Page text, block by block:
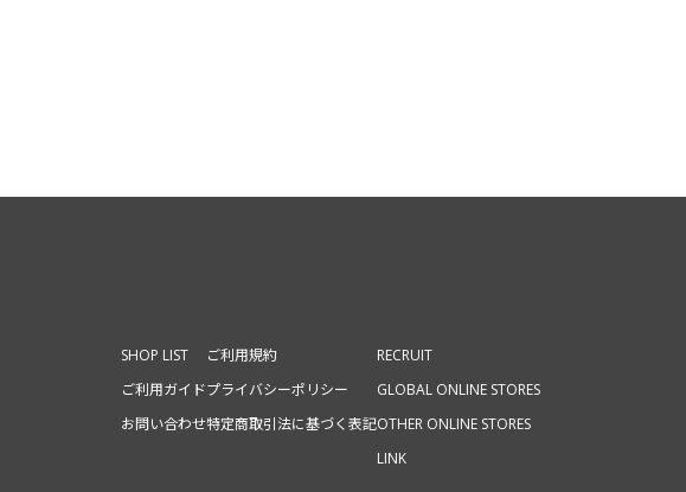
SHOP LIST
ご利用ガイド
お問い合わせ
ご利用規約
プライバシーポリシー
特定商取引法に基づく表記
RECRUIT
GLOBAL ONLINE STORES
OTHER ONLINE STORES
LINK